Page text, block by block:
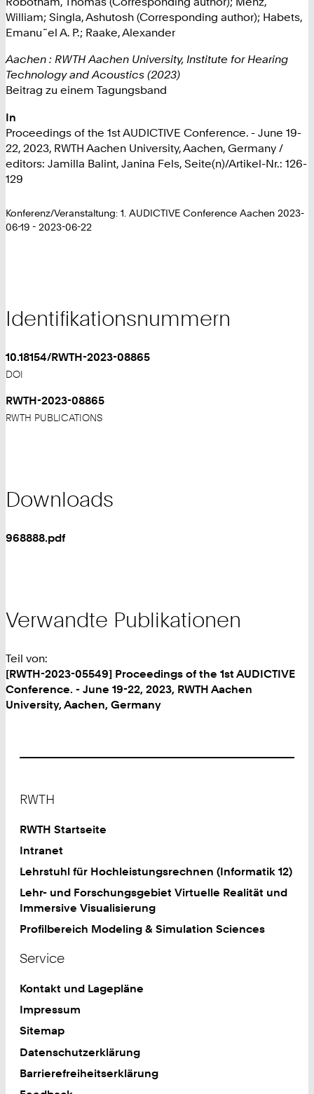
William; Singla, Ashutosh (Corresponding author); Habets,
Emanu¨el A. P.; Raake, Alexander
Aachen : RWTH Aachen University, Institute for Hearing
Technology and Acoustics (2023)
Beitrag zu einem Tagungsband
In
Proceedings of the 1st AUDICTIVE Conference. - June 19-
22, 2023, RWTH Aachen University, Aachen, Germany /
editors: Jamilla Balint, Janina Fels, Seite(n)/Artikel-Nr.: 126-
129
Konferenz/Veranstaltung: 1. AUDICTIVE Conference Aachen 2023-
06-19 - 2023-06-22
Identifikationsnummern
10.18154/RWTH-2023-08865
DOI
RWTH-2023-08865
RWTH PUBLICATIONS
Downloads
968888.pdf
Verwandte Publikationen
Teil von:
[RWTH-2023-05549] Proceedings of the 1st AUDICTIVE
Conference. - June 19-22, 2023, RWTH Aachen
University, Aachen, Germany
RWTH
RWTH Startseite
Intranet
Lehrstuhl für Hochleistungsrechnen (Informatik 12)
Lehr- und Forschungsgebiet Virtuelle Realität und
Immersive Visualisierung
Profilbereich Modeling & Simulation Sciences
Service
Kontakt und Lagepläne
Impressum
Sitemap
Datenschutzerklärung
Barrierefreiheitserklärung